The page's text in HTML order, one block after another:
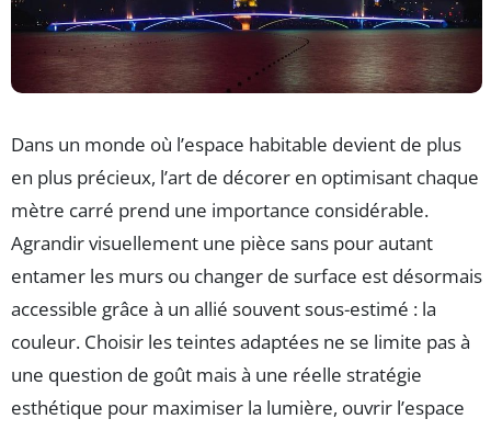
Dans un monde où l’espace habitable devient de plus
en plus précieux, l’art de décorer en optimisant chaque
mètre carré prend une importance considérable.
Agrandir visuellement une pièce sans pour autant
entamer les murs ou changer de surface est désormais
accessible grâce à un allié souvent sous-estimé : la
couleur. Choisir les teintes adaptées ne se limite pas à
une question de goût mais à une réelle stratégie
esthétique pour maximiser la lumière, ouvrir l’espace